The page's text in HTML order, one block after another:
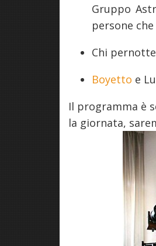
Gruppo
persone
Chi
Boyetto e
Il programma è
la giornata,